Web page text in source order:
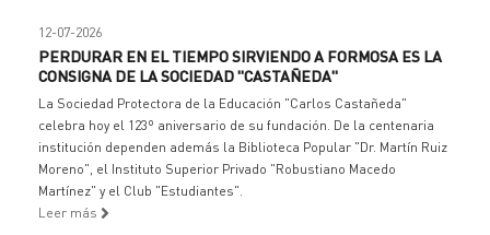
12-07-2026
PERDURAR EN EL TIEMPO SIRVIENDO A FORMOSA ES LA
CONSIGNA DE LA SOCIEDAD "CASTAÑEDA"
La Sociedad Protectora de la Educación "Carlos Castañeda"
celebra hoy el 123º aniversario de su fundación. De la centenaria
institución dependen además la Biblioteca Popular "Dr. Martín Ruiz
Moreno", el Instituto Superior Privado "Robustiano Macedo
Martínez" y el Club "Estudiantes".
Leer más